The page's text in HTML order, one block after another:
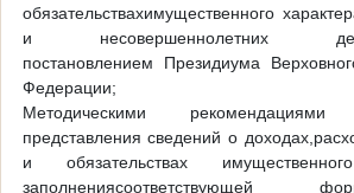
обязательствахимущественного
и несовершеннолетних
постановлением Президиума
Федерации;
Методическими
представления сведений о
и обязательствах
заполнениясоответствующей